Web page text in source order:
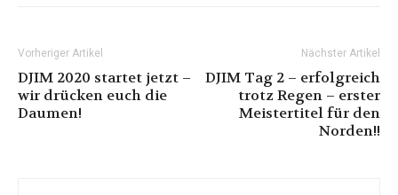
Vorheriger Artikel
DJIM 2020 startet jetzt –
wir drücken euch die
Daumen!
Nächster Artikel
DJIM Tag 2 – erfolgreich
trotz Regen – erster
Meistertitel für den
Norden!!